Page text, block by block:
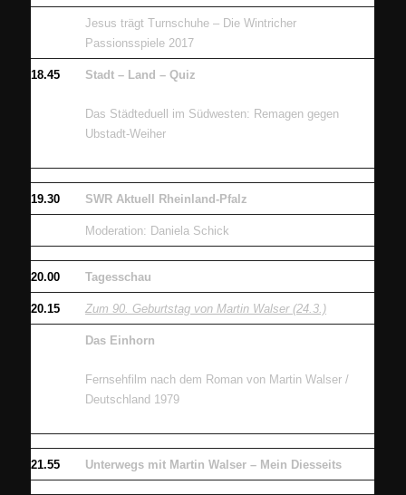
Jesus trägt Turnschuhe – Die Wintricher
Passionsspiele 2017
18.45 Stadt – Land – Quiz
Das Städteduell im Südwesten: Remagen gegen
Ubstadt-Weiher
19.30 SWR Aktuell Rheinland-Pfalz
Moderation: Daniela Schick
20.00 Tagesschau
20.15 Zum 90. Geburtstag von Martin Walser (24.3.)
Das Einhorn
Fernsehfilm nach dem Roman von Martin Walser /
Deutschland 1979
21.55 Unterwegs mit Martin Walser – Mein Diesseits